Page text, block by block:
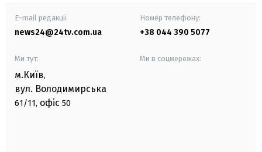
E-mail редакції
news24@24tv.com.ua
Номер телефону:
+38 044 390 5077
Ми тут:
м.Київ,
вул. Володимирська
61/11, офіс 50
Ми в соцмережах: